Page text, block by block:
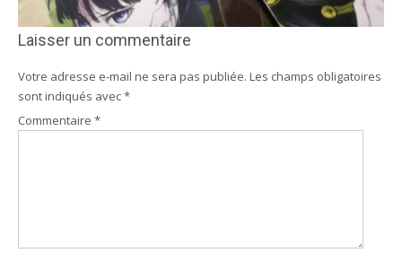
Laisser un commentaire
Votre adresse e-mail ne sera pas publiée. Les champs obligatoires
sont indiqués avec*
Commentaire *